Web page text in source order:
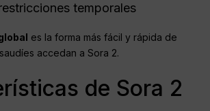
temporales
es la forma más fácil y rápida de
accedan a Sora 2.
de Sora 2